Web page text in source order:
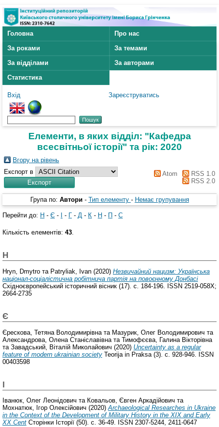
Головна
Про нас
За роками
За темами
За відділами
За авторами
Статистика
Вхід Зареєструватись
Елементи, в яких відділ: "Кафедра
всесвітньої історії" та рік: 2020
Вгору на рівень
Експорт в
Atom
RSS 1.0
RSS 2.0
Група по: Автори- Тип елементу - Немає групування
Перейти до: H - Є - - Г - Д - К - Н - П - С
Кількість елементів: 43.
H
Hryn, Dmytro та Patryliak, Ivan (2020) Незвичайний нацизм: Українська
націонал-соціалістична робітнича партія на повоєнному Донбасі
Східноєвропейський історичний вісник (17). с. 184-196. ISSN 2519-058X;
2664-2735
Є
Єрескова, Тетяна Володимирівна та Мазурик, Олег Володимирович та
Александрова, Олена Станіславівна та Тимофєєва, Галина Вікторівна
та Завадський, Віталій Миколайович (2020) Uncertainty as a regular
feature of modern ukrainian society Teorija in Praksa (3). с. 928-946. ISSN
00403598
І
Іванюк, Олег Леонідович та Ковальов, Євген Аркадійович та
Мохнатюк, Ігор Олексійович (2020)Archaeological Researches in Ukraine
in the Context of the Development of Military History in the XIX and Early
XX Cent Сторінки Історії (50). с. 36-49. ISSN 2307-5244, 2411-0647